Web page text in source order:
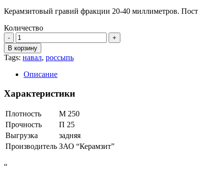
Керамзитовый гравий фракции 20-40 миллиметров.
Количество
Количество
товара
Керамзит
5-
10
мм
транзит
В корзину
Tags: навал, россыпь
Описание
Характеристики
Плотность
М 250
Прочность
П 25
Выгрузка
задняя
Производитель ЗАО “Керамзит”
“